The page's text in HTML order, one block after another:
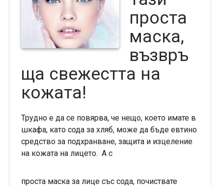
проста
маска,
възвръ
ща свежестта на
кожата!
Трудно е да се повярва, че нещо, което имате в
шкафа, като сода за хляб, може да бъде евтино
средство за подхранване, защита и изцеление
на кожата на лицето. А с
проста маска за лице със сода, почиствате